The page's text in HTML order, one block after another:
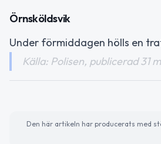
Örnsköldsvik
Under förmiddagen hölls en
Källa: Polisen, publicerad 31
Den här artikeln har producerats med